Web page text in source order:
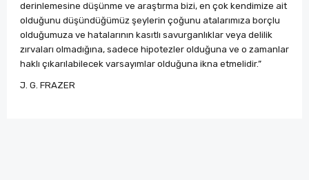
derinlemesine düşünme ve araştırma bizi, en çok kendimize ait
olduğunu düşündüğümüz şeylerin çoğunu atalarımıza borçlu
olduğumuza ve hatalarının kasıtlı savurganlıklar veya delilik
zırvaları olmadığına, sadece hipotezler olduğuna ve o zamanlar
haklı çıkarılabilecek varsayımlar olduğuna ikna etmelidir.”
J. G. FRAZER